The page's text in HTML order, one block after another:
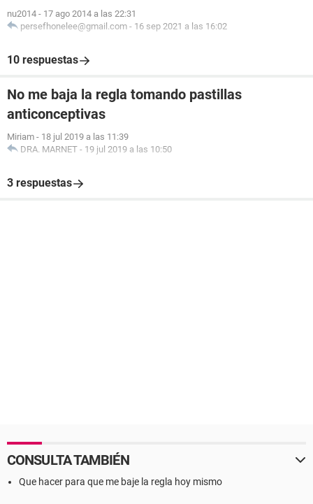
nu2014 - 17 ago 2014 a las 22:31
persefhonelee@gmail.com - 16 sep 2021 a las 16:02
10 respuestas
No me baja la regla tomando pastillas
anticonceptivas
Miriam - 18 jul 2019 a las 11:39
DRA. MARNET - 19 jul 2019 a las 10:50
3 respuestas
CONSULTA TAMBIÉN
Que hacer para que me baje la regla hoy mismo